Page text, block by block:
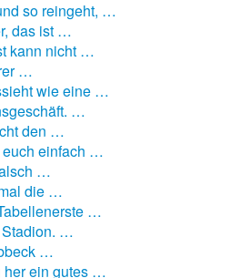
so reingeht, …
das ist …
kann nicht …
…
wie eine …
…
den …
euch einfach …
…
die …
…
Stadion. …
…
her ein gutes …